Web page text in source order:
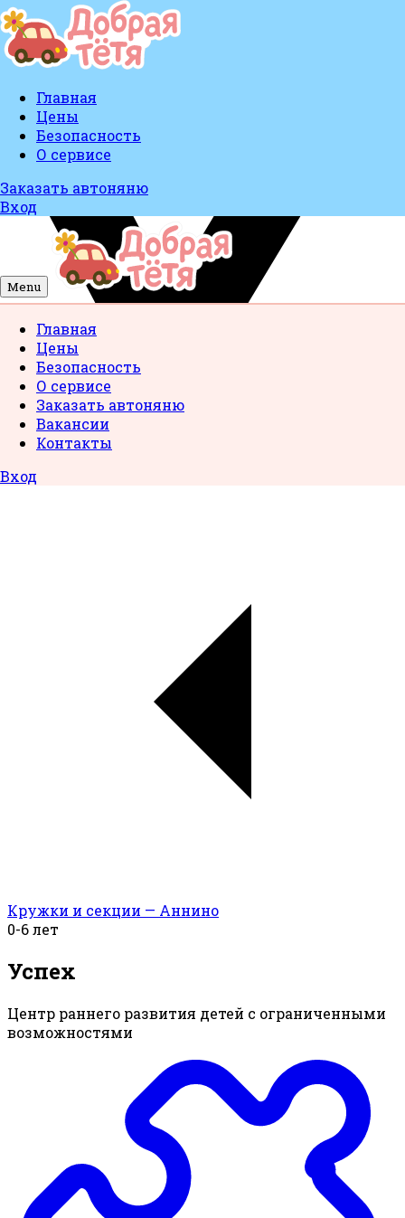
Главная
Цены
Безопасность
О сервисе
Заказать автоняню
Вход
Menu
Главная
Цены
Безопасность
О сервисе
Заказать автоняню
Вакансии
Контакты
Вход
Кружки и секции — Аннино
0-6 лет
Успех
Центр раннего развития детей с ограниченными
возможностями